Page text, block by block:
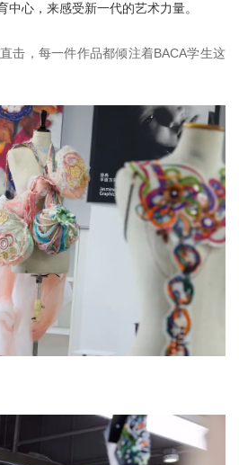
中心，来感受新一代的艺术力量。
击，每一件作品都倾注着BACA学生这